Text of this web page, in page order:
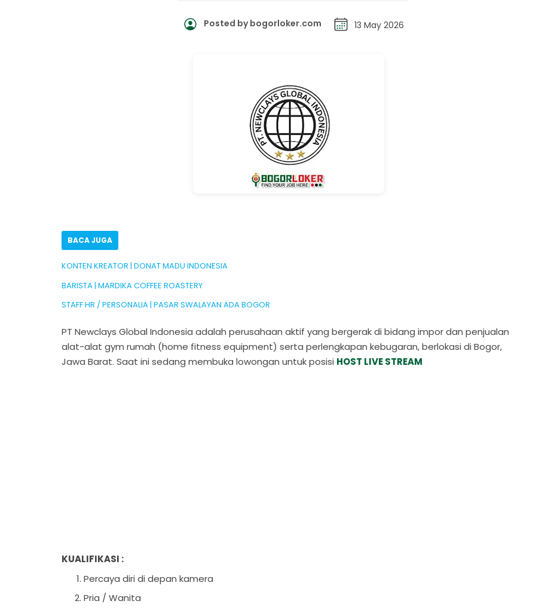
Posted bybogorloker.com 13 May 2026
BACA JUGA
KONTEN KREATOR | DONAT MADU INDONESIA
BARISTA | MARDIKA COFFEE ROASTERY
STAFF HR / PERSONALIA | PASAR SWALAYAN ADA BOGOR
PT Newclays Global Indonesia adalah perusahaan aktif yang bergerak di bidang impor dan penjualan
alat-alat gym rumah (home fitness equipment) serta perlengkapan kebugaran, berlokasi di Bogor,
Jawa Barat. Saat ini sedang membuka lowongan untuk posisi HOST LIVE STREAM
KUALIFIKASI :
Percaya diri di depan kamera
Pria / Wanita